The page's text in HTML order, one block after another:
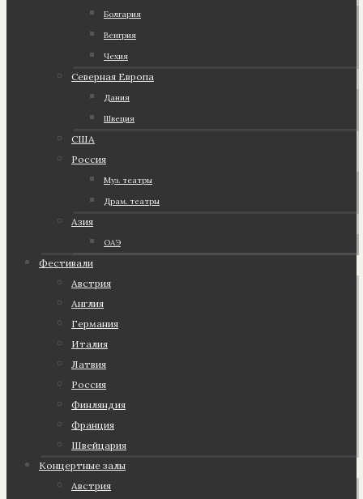
Болгария
Венгрия
Чехия
Северная Европа
Дания
Швеция
США
Россия
Муз. театры
Драм. театры
Азия
ОАЭ
Фестивали
Австрия
Англия
Германия
Италия
Латвия
Россия
Финляндия
Франция
Швейцария
Концертные залы
Австрия